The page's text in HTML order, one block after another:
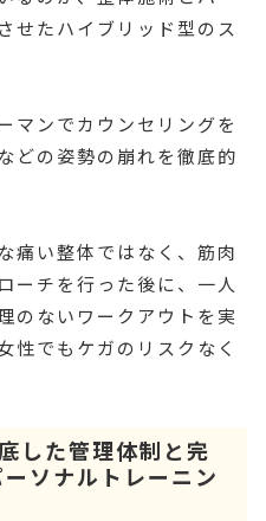
せたハイブリッド型のス
マンでカウンセリングを
どの姿勢の崩れを徹底的
痛い整体ではなく、筋肉
ーチを行った後に、一人
のないワークアウトを実
性でもケガのリスクなく
した管理体制と完
ソナルトレーニン